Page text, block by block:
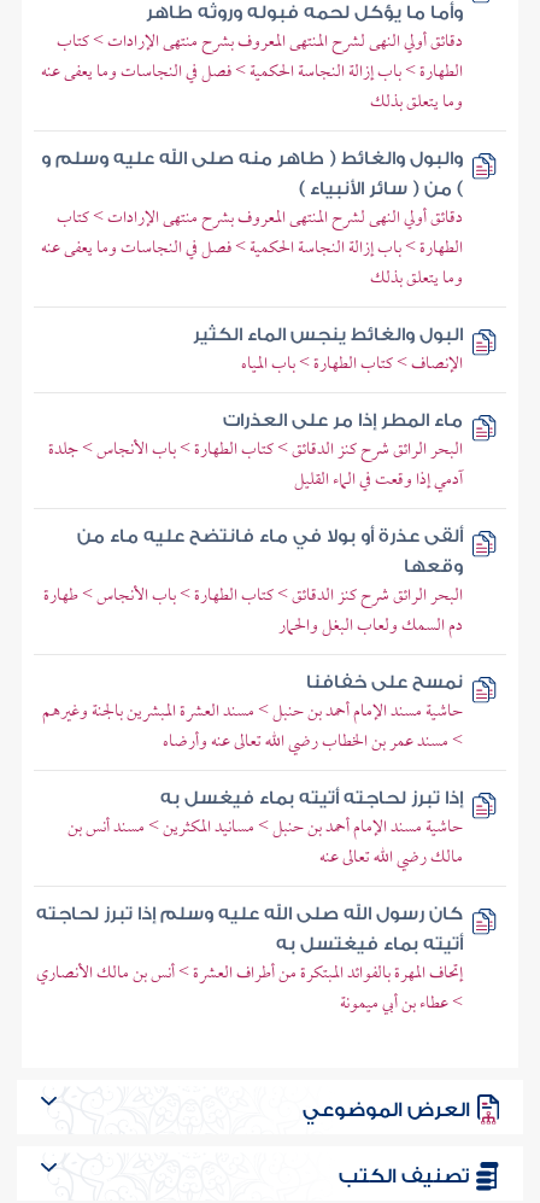
وأما ما يؤكل لحمه فبوله وروثه طاهر
دقائق أولي النهى لشرح المنتهى المعروف بشرح منتهى الإرادات > كتاب
الطهارة > باب إزالة النجاسة الحكمية > فصل في النجاسات وما يعفى عنه
وما يتعلق بذلك
والبول والغائط ( طاهر منه صلى الله عليه وسلم و
) من ( سائر الأنبياء )
دقائق أولي النهى لشرح المنتهى المعروف بشرح منتهى الإرادات > كتاب
الطهارة > باب إزالة النجاسة الحكمية > فصل في النجاسات وما يعفى عنه
وما يتعلق بذلك
البول والغائط ينجس الماء الكثير
الإنصاف > كتاب الطهارة > باب المياه
ماء المطر إذا مر على العذرات
البحر الرائق شرح كنز الدقائق > كتاب الطهارة > باب الأنجاس > جلدة
آدمي إذا وقعت في الماء القليل
ألقى عذرة أو بولا في ماء فانتضح عليه ماء من
وقعها
البحر الرائق شرح كنز الدقائق > كتاب الطهارة > باب الأنجاس > طهارة
دم السمك ولعاب البغل والحمار
نمسح على خفافنا
حاشية مسند الإمام أحمد بن حنبل > مسند العشرة المبشرين بالجنة وغيرهم
> مسند عمر بن الخطاب رضي الله تعالى عنه وأرضاه
إذا تبرز لحاجته أتيته بماء فيغسل به
حاشية مسند الإمام أحمد بن حنبل > مسانيد المكثرين > مسند أنس بن
مالك رضي الله تعالى عنه
كان رسول الله صلى الله عليه وسلم إذا تبرز لحاجته
أتيته بماء فيغتسل به
إتحاف المهرة بالفوائد المبتكرة من أطراف العشرة > أنس بن مالك الأنصاري
> عطاء بن أبي ميمونة
العرض الموضوعي
تصنيف الكتب